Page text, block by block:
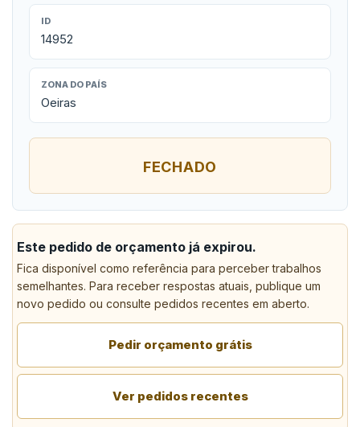
ID
14952
ZONA DO PAÍS
Oeiras
FECHADO
Este pedido de orçamento já expirou.
Fica disponível como referência para perceber trabalhos
semelhantes. Para receber respostas atuais, publique um
novo pedido ou consulte pedidos recentes em aberto.
Pedir orçamento grátis
Ver pedidos recentes